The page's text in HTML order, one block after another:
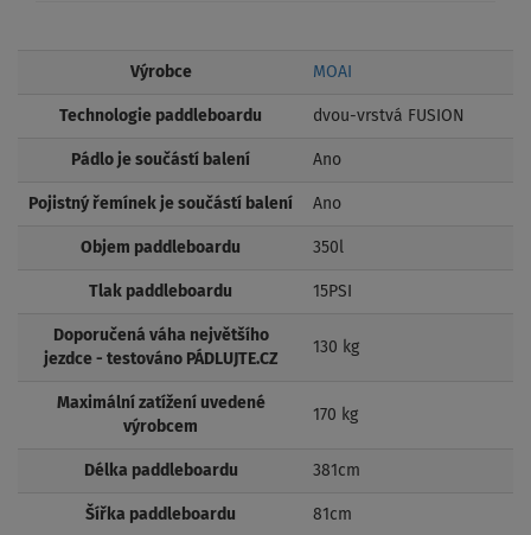
Výrobce MOAI
Technologie paddleboardu dvou-vrstvá FUSION
Pádlo je součástí balení Ano
Pojistný řemínek je součástí balení Ano
Objem paddleboardu 350l
Tlak paddleboardu 15PSI
Doporučená váha největšího
jezdce - testováno PÁDLUJTE.CZ
130 kg
Maximální zatížení uvedené
výrobcem
170 kg
Délka paddleboardu 381cm
Šířka paddleboardu 81cm